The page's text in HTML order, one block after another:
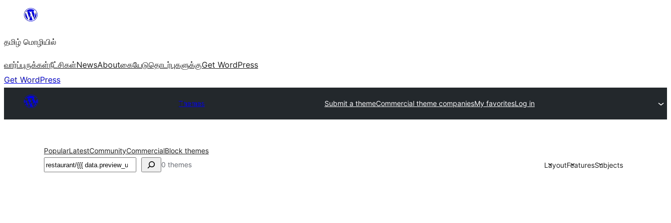
உள்ளடக்கத்திற்கு
தமிழ் மொழியில்
வார்ப்புருக்கள்நீட்சிகள்NewsAboutகையேடுதொடர்புகளுக்குGet WordPress
Get WordPress
Themes Submit a themeCommercial theme companiesMy favoritesLog in
PopularLatestCommunityCommercialBlock themes
தேடுக 0 themes LayoutFeaturesSubjects